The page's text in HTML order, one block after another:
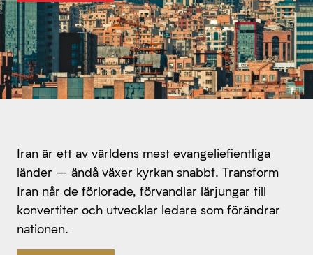
Iran är ett av världens mest evangeliefientliga
länder – ändå växer kyrkan snabbt. Transform
Iran når de förlorade, förvandlar lärjungar till
konvertiter och utvecklar ledare som förändrar
nationen.